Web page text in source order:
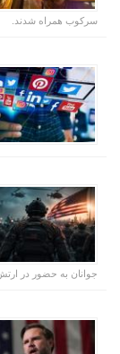
سرکوب همراه شدند.
جوانان به حضور در